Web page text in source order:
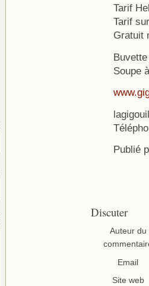
Tarif
Tarif
Gratuit
Soupe
Publié
Discuter
Auteur du
Email
Site web